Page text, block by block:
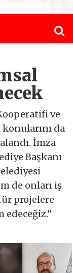
ve
da
İmza
Başkanı
de onları iş
projelere
edeceğiz.”